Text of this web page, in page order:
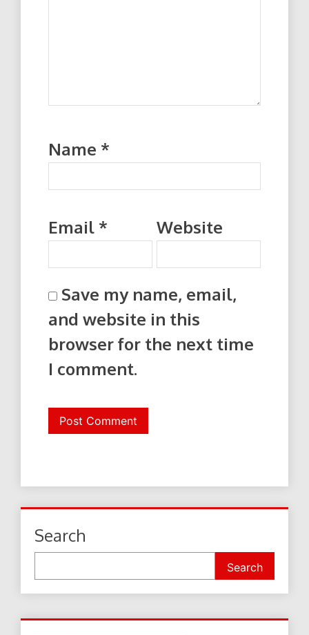
Name *
Email * Website
Save my name, email,
and website in this
browser for the next time
I comment.
Search
Search